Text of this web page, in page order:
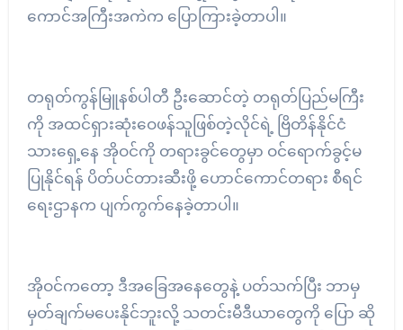
ကောင်အကြီးအကဲက ပြောကြားခဲ့တာပါ။
တရုတ်ကွန်မြူနစ်ပါတီ ဦးဆောင်တဲ့ တရုတ်ပြည်မကြီး
ကို အထင်ရှားဆုံးဝေဖန်သူဖြစ်တဲ့လိုင်ရဲ့ ဗြိတိန်နိုင်ငံ
သားရှေ့နေ အိုဝင်ကို တရားခွင်တွေမှာ ဝင်ရောက်ခွင့်မ
ပြုနိုင်ရန် ပိတ်ပင်တားဆီးဖို့ ဟောင်ကောင်တရား စီရင်
ရေးဌာနက ပျက်ကွက်နေခဲ့တာပါ။
အိုဝင်ကတော့ ဒီအခြေအနေတွေနဲ့ ပတ်သက်ပြီး ဘာမှ
မှတ်ချက်မပေးနိုင်ဘူးလို့ သတင်းမီဒီယာတွေကို ပြော ဆို